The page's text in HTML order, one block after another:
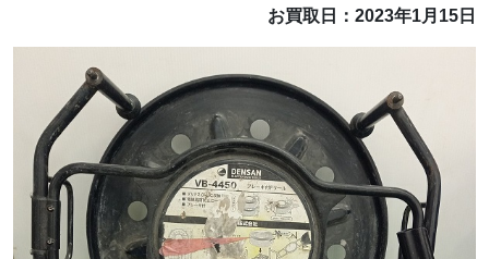
お買取日：2023年1月15日